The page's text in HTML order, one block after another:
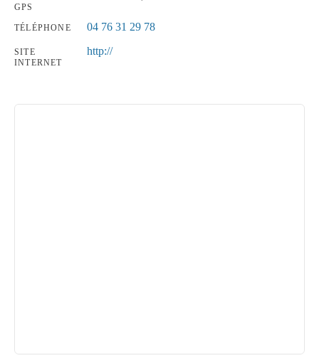
GPS
TÉLÉPHONE 04 76 31 29 78
SITE
INTERNET
http://